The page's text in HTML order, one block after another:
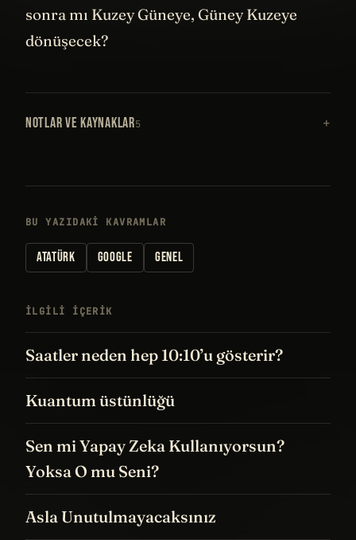
sonra mı Kuzey Güneye, Güney Kuzeye
dönüşecek?
NOTLAR VE KAYNAKLAR5
BU YAZIDAKI KAVRAMLAR
ATATÜRK GOOGLE GENEL
İLGILI IÇERIK
Saatler neden hep 10:10’u gösterir?
Kuantum üstünlüğü
Sen mi Yapay Zeka Kullanıyorsun?
Yoksa O mu Seni?
Asla Unutulmayacaksınız